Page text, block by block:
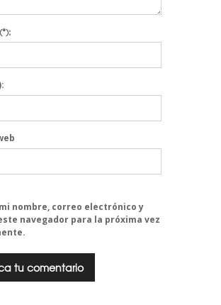
(*):
nombre, correo electrónico y
navegador para la próxima vez